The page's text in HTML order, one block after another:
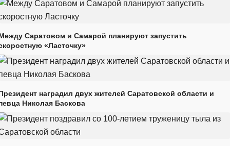
Саратовом и Самарой планируют запустить
«Ласточку»
наградил двух жителей Саратовской области и
Николая Баскова